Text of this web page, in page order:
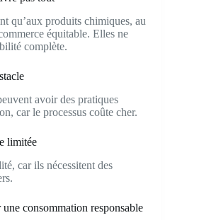
qu’aux produits chimiques, au
équitable. Elles ne
complète.
avoir des pratiques
car le processus coûte cher.
limitée
car ils nécessitent des
consommation responsable